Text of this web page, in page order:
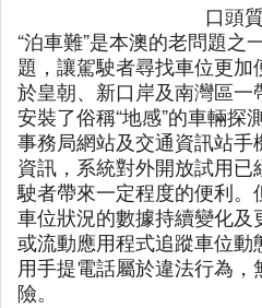
口頭
“泊車難”是本澳的老問題之
題，讓駕駛者尋找車位更
於皇朝、新口岸及南灣區一
安裝了俗稱“地感”的車輛探
事務局網站及交通資訊站
資訊，系統對外開放試用
駛者帶來一定程度的便利
車位狀況的數據持續變化
或流動應用程式追蹤車位
用手提電話屬於違法行為
險。